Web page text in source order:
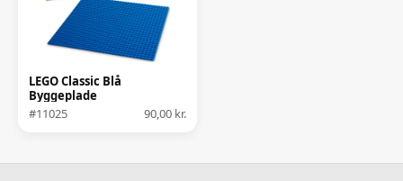
LEGO Classic Blå
Byggeplade
#11025
90,00 kr.